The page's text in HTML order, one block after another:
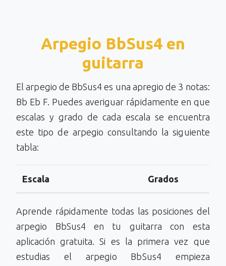
Arpegio BbSus4 en
guitarra
El arpegio de BbSus4 es una apregio de 3 notas:
Bb Eb F. Puedes averiguar rápidamente en que
escalas y grado de cada escala se encuentra
este tipo de arpegio consultando la siguiente
tabla:
Escala Grados
Aprende rápidamente todas las posiciones del
arpegio BbSus4 en tu guitarra con esta
aplicación gratuita. Si es la primera vez que
estudias el arpegio BbSus4 empieza